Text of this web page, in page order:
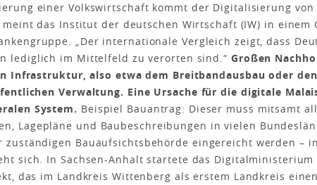
einer Volkswirtschaft kommt der Digitalisierung von
meint das Institut der deutschen Wirtschaft (IW) in einem
„Der internationale Vergleich zeigt, dass
lediglich im Mittelfeld zu verorten sind.“ Großen
Infrastruktur, also etwa dem Breitbandausbau oder
Verwaltung. Eine Ursache für die digitale
System. Beispiel Bauantrag: Dieser muss mitsamt
Lagepläne und Baubeschreibungen in vielen
zuständigen Bauaufsichtsbehörde eingereicht werden –
sich. In Sachsen-Anhalt startete das
das im Landkreis Wittenberg als erstem Landkreis